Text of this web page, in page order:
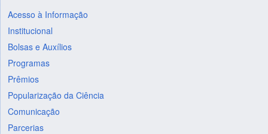
Acesso à Informação
Institucional
Bolsas e Auxílios
Programas
Prêmios
Popularização da Ciência
Comunicação
Parcerias